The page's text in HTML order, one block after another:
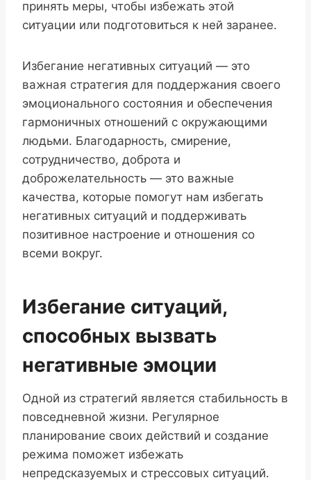
принять меры, чтобы избежать этой
ситуации или подготовиться к ней заранее.
Избегание негативных ситуаций — это
важная стратегия для поддержания своего
эмоционального состояния и обеспечения
гармоничных отношений с окружающими
людьми. Благодарность, смирение,
сотрудничество, доброта и
доброжелательность — это важные
качества, которые помогут нам избегать
негативных ситуаций и поддерживать
позитивное настроение и отношения со
всеми вокруг.
Избегание ситуаций,
способных вызвать
негативные эмоции
Одной из стратегий является стабильность в
повседневной жизни. Регулярное
планирование своих действий и создание
режима поможет избежать
непредсказуемых и стрессовых ситуаций.